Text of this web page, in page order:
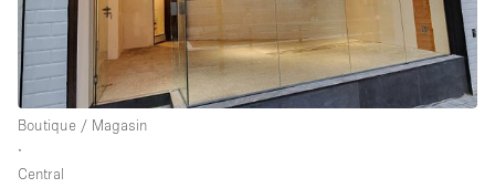
Boutique / Magasin
∙
Central